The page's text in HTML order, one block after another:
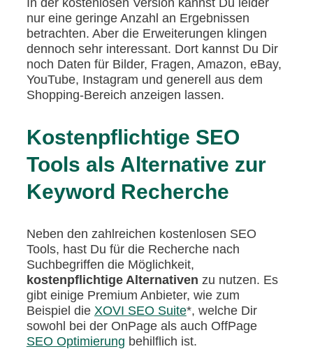
nur eine geringe Anzahl an Ergebnissen
betrachten. Aber die Erweiterungen klingen
dennoch sehr interessant. Dort kannst Du Dir
noch Daten für Bilder, Fragen, Amazon, eBay,
YouTube, Instagram und generell aus dem
Shopping-Bereich anzeigen lassen.
Kostenpflichtige SEO
Tools als Alternative zur
Keyword Recherche
Neben den zahlreichen kostenlosen SEO
Tools, hast Du für die Recherche nach
Suchbegriffen die Möglichkeit,
kostenpflichtige Alternativen zu nutzen. Es
gibt einige Premium Anbieter, wie zum
Beispiel die XOVI SEO Suite*, welche Dir
sowohl bei der OnPage als auch OffPage
SEO Optimierung behilflich ist.